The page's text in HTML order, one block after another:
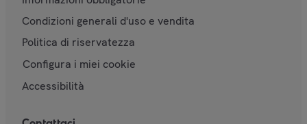
Condizioni generali d'uso e vendita
Politica di riservatezza
Configura i miei cookie
Accessibilità